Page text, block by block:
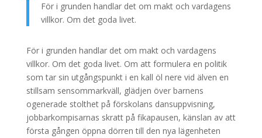
För i grunden handlar det om makt och vardagens
villkor. Om det goda livet.
För i grunden handlar det om makt och vardagens
villkor. Om det goda livet. Om att formulera en politik
som tar sin utgångspunkt i en kall öl nere vid älven en
stillsam sensommarkväll, glädjen över barnens
ogenerade stolthet på förskolans dansuppvisning,
jobbarkompisarnas skratt på fikapausen, känslan av att
första gången öppna dörren till den nya lägenheten